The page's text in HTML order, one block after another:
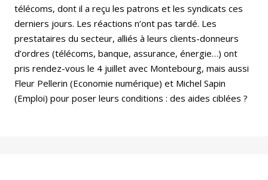
télécoms, dont il a reçu les patrons et les syndicats ces
derniers jours. Les réactions n’ont pas tardé. Les
prestataires du secteur, alliés à leurs clients-donneurs
d’ordres (télécoms, banque, assurance, énergie…) ont
pris rendez-vous le 4 juillet avec Montebourg, mais aussi
Fleur Pellerin (Economie numérique) et Michel Sapin
(Emploi) pour poser leurs conditions : des aides ciblées ?